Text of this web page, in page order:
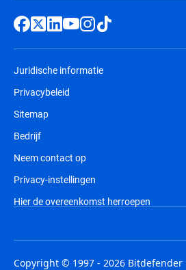
Juridische informatie
Privacybeleid
Sitemap
Bedrijf
Neem contact op
Privacy-instellingen
Hier de overeenkomst herroepen
Copyright © 1997 - 2026 Bitdefender